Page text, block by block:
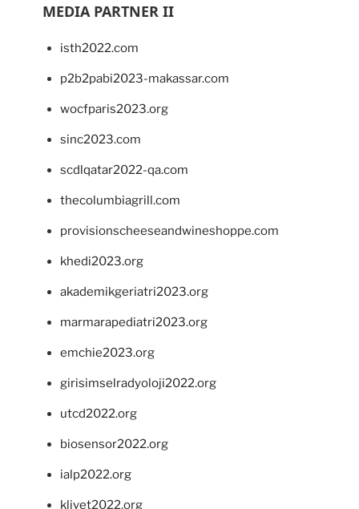
MEDIA PARTNER II
isth2022.com
p2b2pabi2023-makassar.com
wocfparis2023.org
sinc2023.com
scdlqatar2022-qa.com
thecolumbiagrill.com
provisionscheeseandwineshoppe.com
khedi2023.org
akademikgeriatri2023.org
marmarapediatri2023.org
emchie2023.org
girisimselradyoloji2022.org
utcd2022.org
biosensor2022.org
ialp2022.org
klivet2022.org